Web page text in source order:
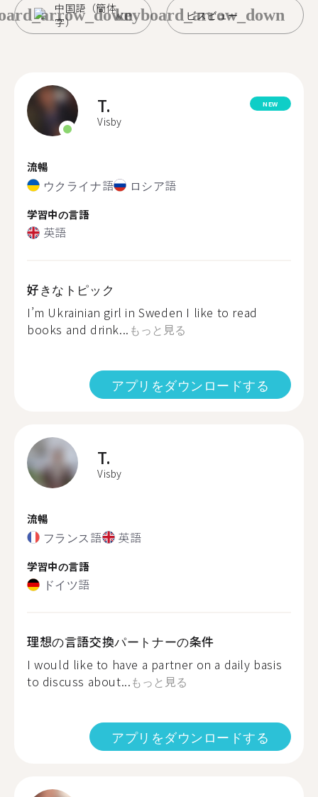
中国語（簡体
字）
ビスビュー
keyboard_arrow_down
T.
Visby
NEW
流暢
ウクライナ語 ロシア語
学習中の言語
英語
好きなトピック
I’m Ukrainian girl in Sweden I like to read
books and drink... もっと見る
アプリをダウンロードする
T.
Visby
流暢
フランス語 英語
学習中の言語
ドイツ語
理想の言語交換パートナーの条件
I would like to have a partner on a daily basis
to discuss about...もっと見る
アプリをダウンロードする